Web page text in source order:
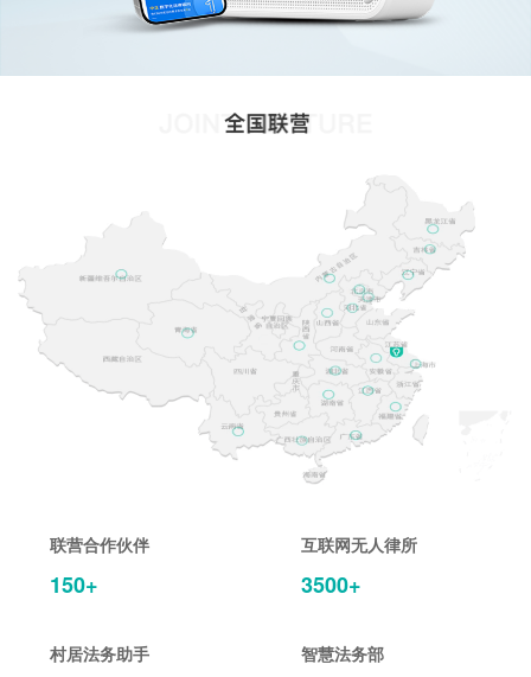
联营合作伙伴
150+
互联网无人律所
3500+
村居法务助手 智慧法务部